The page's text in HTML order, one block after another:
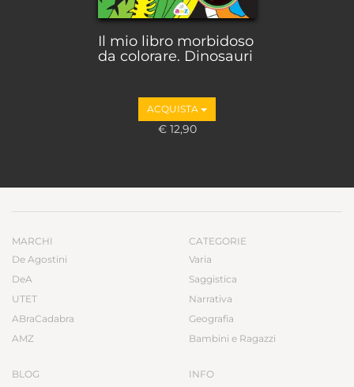
Il mio libro morbidoso
da colorare. Dinosauri
ACQUISTA
€ 12,90
MARCHI
De Agostini
DeA
UTET
ABraCadabra
AMZ
BLOG
CATEGORIE
Varia
Saggistica
Narrativa
Geografia
Bambini e Ragazzi
INFO